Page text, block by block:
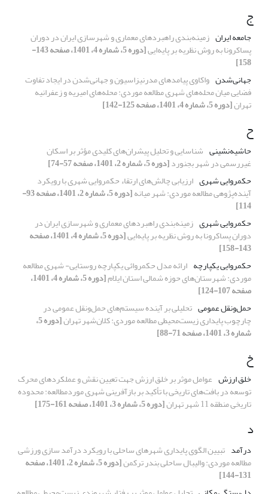
ج
جامعه ایران زمینه‌بندی راهبردهای معماری و شهرسازی ایران در دوران
پساکرونا به روش نظریه بر پایه‌ایی [دوره 5، شماره 4، 1401، صفحه 143-
158]
جهانی‌شدن واکاوی پیامدهای مدرنیزاسیون و جهانی‌شدن در ایجاد تفاوت
فضایی میان محله‌های شهری مطالعه موردی: محله‌های امیریه و زعفرانیه
تهران[دوره 5، شماره 4، 1401، صفحه 125-142]
ح
حاشیه‌نشینی شناسایی و تحلیل پیشران‌های کلیدی مؤثر بر اسکان
غیررسمی در شهر بجنورد[دوره 5، شماره 2، 1401، صفحه 57-74]
حکمروایی شهری ارزیابی چالش‌های ارتقاء حکمروایی شهری با رویکرد
آینده‌پژوهی مطالعه موردی: شهر میانه [دوره 5، شماره 2، 1401، صفحه 93-
114]
حکمروایی شهری زمینه‌بندی راهبردهای معماری و شهرسازی ایران در
دوران پساکرونا به روش نظریه بر پایه‌ایی [دوره 5، شماره 4، 1401، صفحه
143-158]
حکمروایی یکپارچه ارائه مدل حکمروائی یکپارچه روستایی- شهری مطالعه
موردی: شهرستان‌های حوزه شمالی استان ایلام [دوره 5، شماره 4، 1401،
صفحه 107-124]
حمل‌ونقل عمومی تحلیلی بر آینده سیستم‌های حمل‌ونقل عمومی در
چارچوب پایداری زیست‌محیطی مطالعه موردی: کلان‌شهر تهران [دوره 5،
شماره 3، 1401، صفحه 71-88]
خ
خلق ارزش عوامل موثر بر خلق ارزش جهت تعیین نقش و عملکردهای محرک
توسعه در بافت‌های تاریخی با تأکید بر بازآفرینی شهری موردمطالعه: محدوده
تاریخی منطقه 11 شهر تهران [دوره 5، شماره 3، 1401، صفحه 161-175]
د
درآمد تبیین الگوی پایداری شهرهای ساحلی با رویکرد درآمد سازی ورزشی
مطالعه موردی: والیبال ساحلی بندر ترکمن [دوره 5، شماره 2، 1401، صفحه
131-144]